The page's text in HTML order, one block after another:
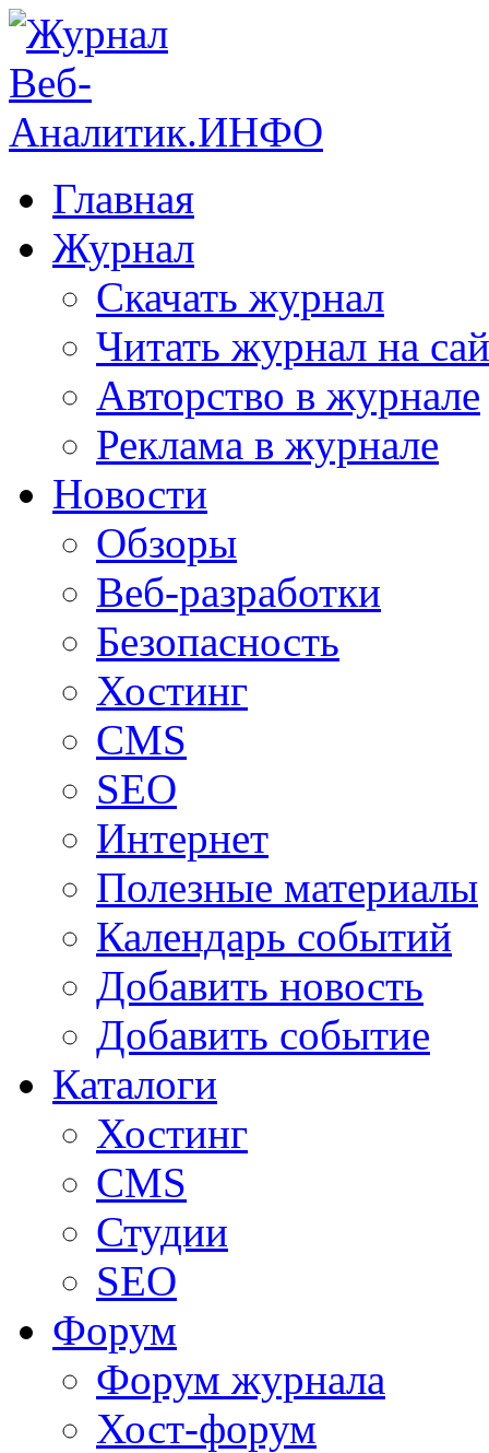
Главная
Журнал
Скачать журнал
Читать журнал на
Авторство в журнале
Реклама в журнале
Новости
Обзоры
Веб-разработки
Безопасность
Хостинг
CMS
SEO
Интернет
Полезные материалы
Календарь событий
Добавить новость
Добавить событие
Каталоги
Хостинг
CMS
Студии
SEO
Форум
Форум журнала
Хост-форум